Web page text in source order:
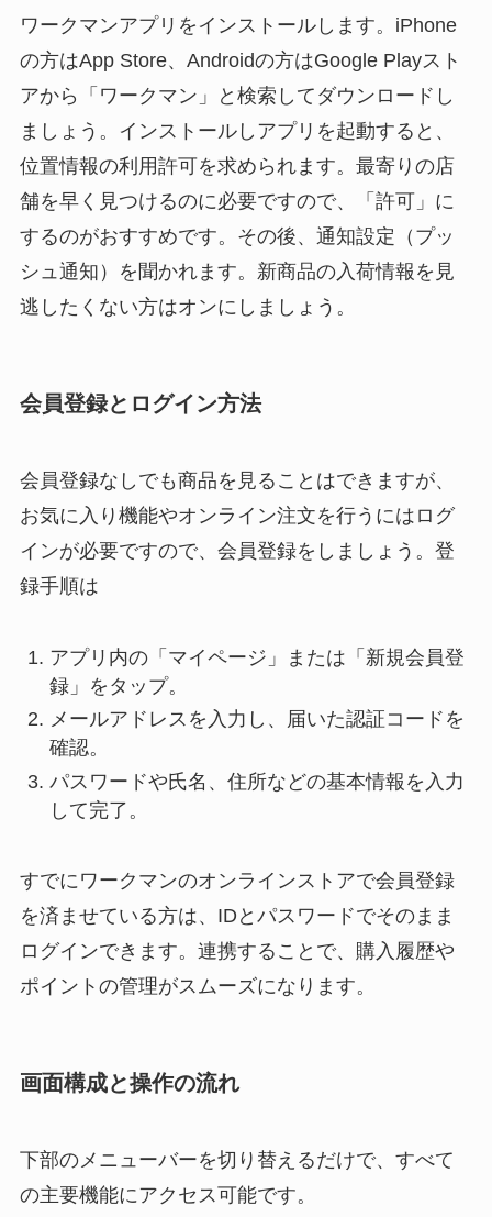
ワークマンアプリをインストールします。iPhone
の方はApp Store、Androidの方はGoogle Playスト
アから「ワークマン」と検索してダウンロードし
ましょう。インストールしアプリを起動すると、
位置情報の利用許可を求められます。最寄りの店
舗を早く見つけるのに必要ですので、「許可」に
するのがおすすめです。その後、通知設定（プッ
シュ通知）を聞かれます。新商品の入荷情報を見
逃したくない方はオンにしましょう。
会員登録とログイン方法
会員登録なしでも商品を見ることはできますが、
お気に入り機能やオンライン注文を行うにはログ
インが必要ですので、会員登録をしましょう。登
録手順は
アプリ内の「マイページ」または「新規会員登
録」をタップ。
メールアドレスを入力し、届いた認証コードを
確認。
パスワードや氏名、住所などの基本情報を入力
して完了。
すでにワークマンのオンラインストアで会員登録
を済ませている方は、IDとパスワードでそのまま
ログインできます。連携することで、購入履歴や
ポイントの管理がスムーズになります。
画面構成と操作の流れ
下部のメニューバーを切り替えるだけで、すべて
の主要機能にアクセス可能です。